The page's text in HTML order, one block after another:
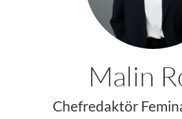
Malin
Chefredaktör